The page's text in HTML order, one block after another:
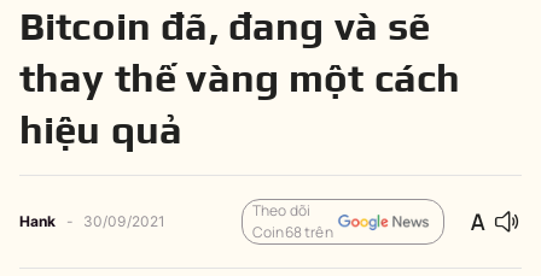
Bitcoin đã, đang và sẽ
thay thế vàng một cách
hiệu quả
Hank - 30/09/2021
Theo dõi
Coin68 trên